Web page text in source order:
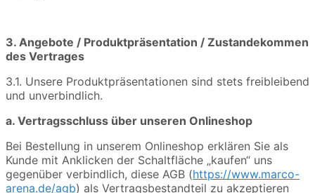
3. Angebote / Produktpräsentation / Zustandekommen
des Vertrages
3.1. Unsere Produktpräsentationen sind stets freibleibend
und unverbindlich.
a. Vertragsschluss über unseren Onlineshop
Bei Bestellung in unserem Onlineshop erklären Sie als
Kunde mit Anklicken der Schaltfläche „kaufen“ uns
gegenüber verbindlich, diese AGB (https://www.marco-
arena.de/agb) als Vertragsbestandteil zu akzeptieren